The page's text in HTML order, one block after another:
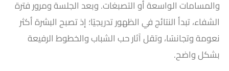
والمسامات الواسعة أو التصبغات. وبعد الجلسة ومرور فترة
الشفاء، تبدأ النتائج في الظهور تدريجيًا؛ إذ تصبح البشرة أكثر
نعومة وتجانسًا، وتقل آثار حب الشباب والخطوط الرفيعة
بشكل واضح.